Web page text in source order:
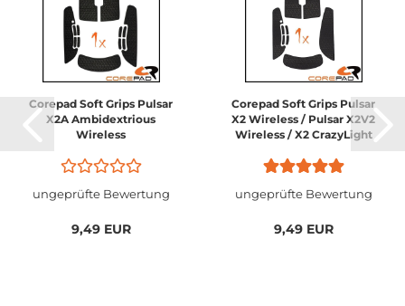
Corepad Soft Grips Pulsar
X2A Ambidextrious
Wireless
ungeprüfte Bewertung
9,49 EUR
Corepad Soft Grips Pulsar
X2 Wireless / Pulsar X2V2
Wireless / X2 CrazyLight
ungeprüfte Bewertung
9,49 EUR